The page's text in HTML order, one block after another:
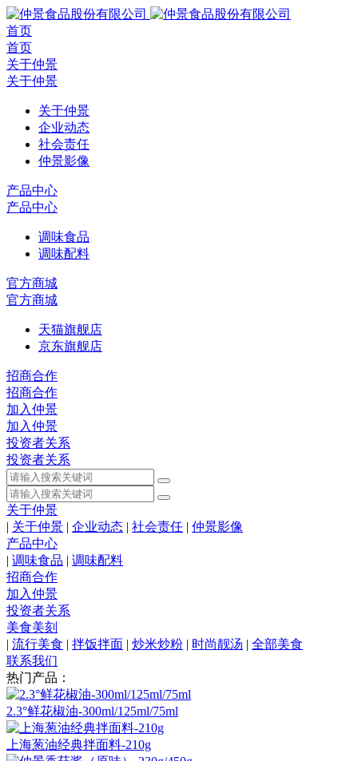
首页
首页
关于仲景
关于仲景
关于仲景
企业动态
社会责任
仲景影像
产品中心
产品中心
调味食品
调味配料
官方商城
官方商城
天猫旗舰店
京东旗舰店
招商合作
招商合作
加入仲景
加入仲景
投资者关系
投资者关系
关于仲景
| 关于仲景 | 企业动态 | 社会责任 | 仲景影像
产品中心
| 调味食品 | 调味配料
招商合作
加入仲景
投资者关系
美食美刻
| 流行美食 | 拌饭拌面 | 炒米炒粉 | 时尚靓汤 | 全部美食
联系我们
热门产品：
2.3°鲜花椒油-300ml/125ml/75ml
上海葱油经典拌面料-210g